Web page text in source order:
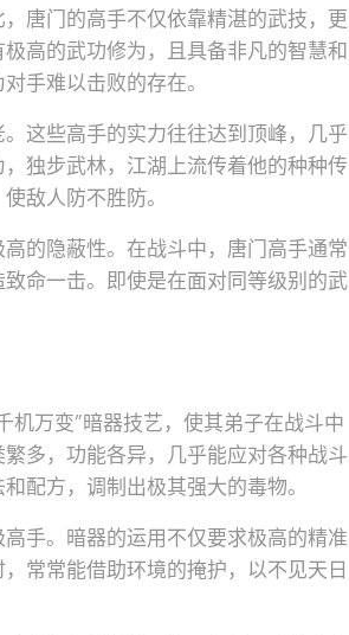
唐门的高手不仅依靠精湛的武技，更
高的武功修为，且具备非凡的智慧和
手难以击败的存在。
这些高手的实力往往达到顶峰，几乎
独步武林，江湖上流传着他的种种传
敌人防不胜防。
的隐蔽性。在战斗中，唐门高手通常
命一击。即使是在面对同等级别的武
机万变”暗器技艺，使其弟子在战斗中
多，功能各异，几乎能应对各种战斗
配方，调制出极其强大的毒物。
手。暗器的运用不仅要求极高的精准
常常能借助环境的掩护，以不见天日